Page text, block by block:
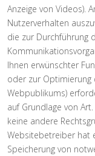
Anzeige von Videos).
Nutzerverhalten
die zur Durchführung
Ihnen erwünschter
oder zur Optimierung
Webpublikums)
auf Grundlage von
keine andere
Websitebetreiber hat
Speicherung von